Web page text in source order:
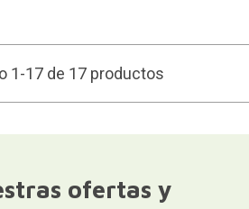
1-17 de 17 productos
ofertas y